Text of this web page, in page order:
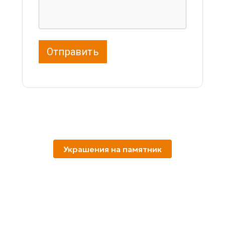
Отправить
Украшения на памятник